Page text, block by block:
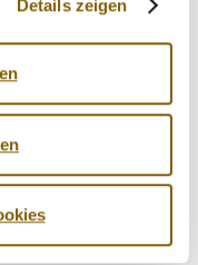
Details zeigen
diesem Grundprinzip
können, bevor er
Prinzip der
überwachtes Doping
geht am Kern der
ein Medikament
Arzt ver­